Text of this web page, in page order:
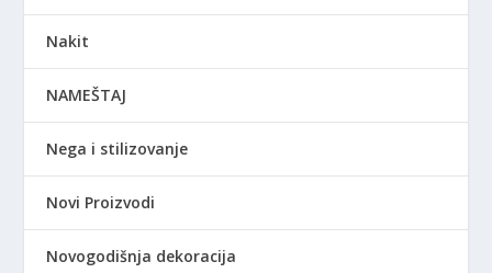
Nakit
NAMEŠTAJ
Nega i stilizovanje
Novi Proizvodi
Novogodišnja dekoracija